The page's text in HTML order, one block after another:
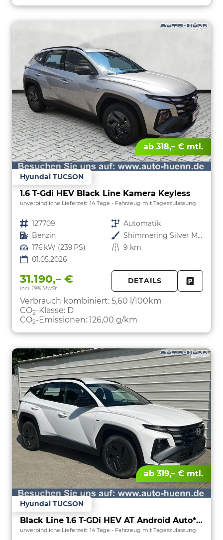
ab 318,– € mtl.
Hyundai TUCSON
1.6 T-Gdi HEV Black Line Kamera Keyless
unverbindliche Lieferzeit: 14 Tage Fahrzeug mit Tageszulassung
Fahrzeugnr. 127709 Getriebe Automatik
Kraftstoff Benzin Außenfarbe
Shimmering Silver Metallic
Leistung 176 kW (239 PS) Kilometerstand 9 km
01.05.2026
31.190,– €
incl. 19% MwSt.
DETAILS
Verbrauch kombiniert: 5,60 l/100km
CO2-Klasse: D
CO2-Emissionen: 126,00 g/km
ab 319,– € mtl.
Hyundai TUCSON
Black Line 1.6 T-GDi HEV AT Android Auto*Navi*SHZ*Kamera*2Z Klimaauto*
unverbindliche Lieferzeit: 14 Tage Fahrzeug mit Tageszulassung